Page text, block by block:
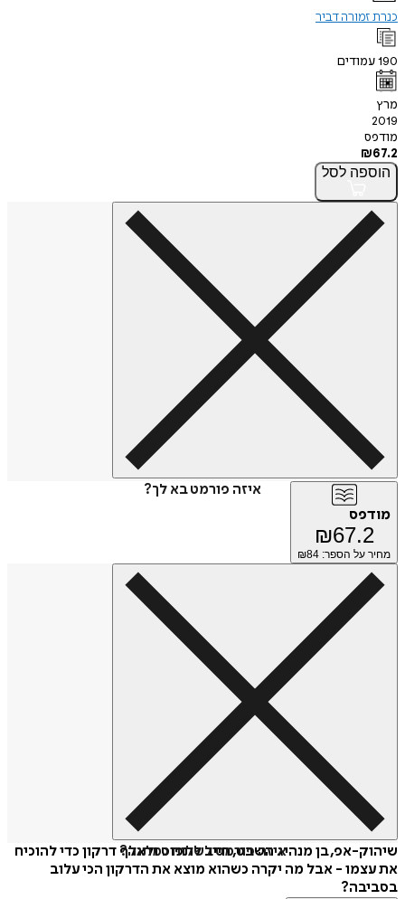
כנרת זמורה דביר
190עמודים
מרץ
2019
מודפס
₪67.2
הוספה לסל
איזה פורמט בא לך?
מודפס
₪67.2
מחיר על הספר: ₪ 84
איזה פורמט לשלוח כמתנה?
שיהוק-אפ, בן מנהיג השבט, חייב לתפוס ולאלף דרקון כדי להוכיח
את עצמו - אבל מה יקרה כשהוא מוצא את הדרקון הכי עלוב
בסביבה?